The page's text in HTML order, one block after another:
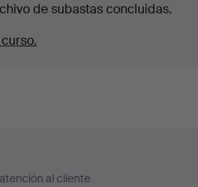
de subastas concluidas.
al cliente